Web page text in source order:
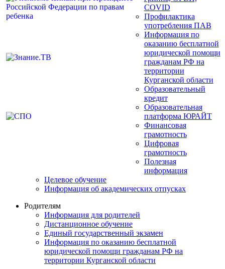
COVID
Профилактика
употребления ПАВ
Информация по
оказанию бесплатной
юридической помощи
гражданам РФ на
территории
Курганской области
Образовательный
кредит
Образовательная
платформа ЮРАЙТ
Финансовая
грамотность
Цифровая
грамотность
Полезная
информация
Целевое обучение
Информация об академических отпусках
Родителям
Информация для родителей
Дистанционное обучение
Единый государственный экзамен
Информация по оказанию бесплатной
юридической помощи гражданам РФ на
территории Курганской области